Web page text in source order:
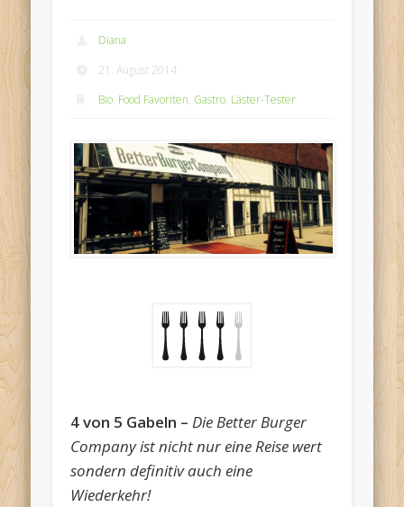
Diana
21. August 2014
Bio, Food Favoriten, Gastro, Läster-Tester
4 von 5 Gabeln –Die Better Burger
Company ist nicht nur eine Reise wert
sondern definitiv auch eine
Wiederkehr!